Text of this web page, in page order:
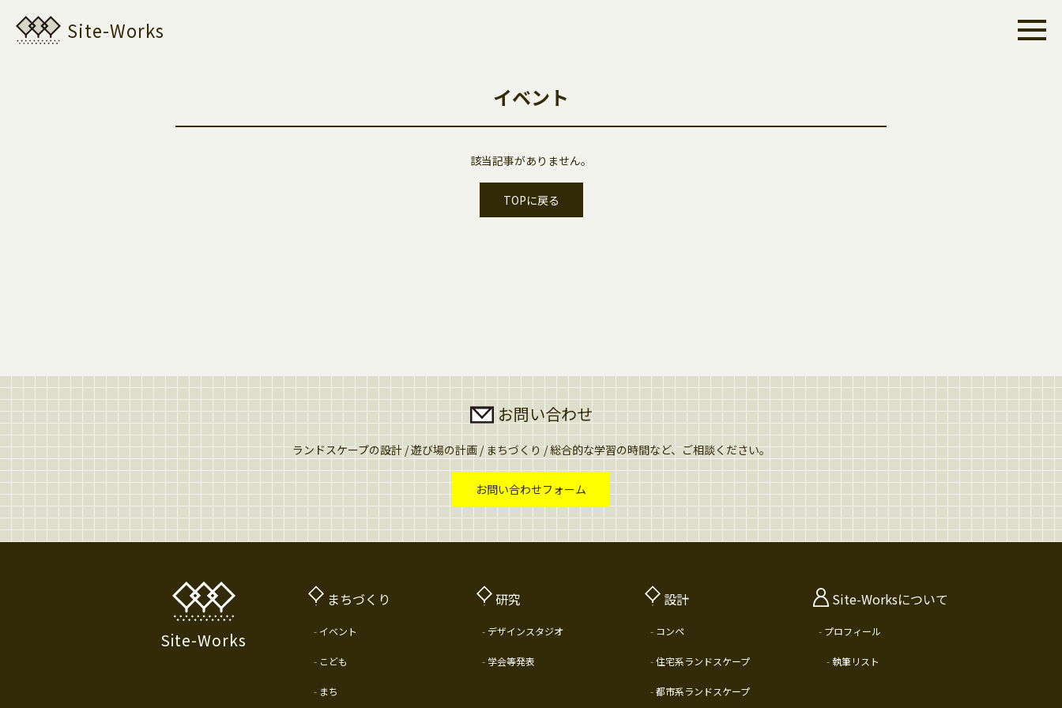
Site-Works
イベント
該当記事がありません。
TOPに戻る
お問い合わせ
ランドスケープの設計 / 遊び場の計画 / まちづくり / 総合的な学習の時間など、ご相談ください。
お問い合わせフォーム
Site-Works
まちづくり
イベント
こども
まち
研究
デザインスタジオ
学会等発表
設計
コンペ
住宅系ランドスケープ
都市系ランドスケープ
Site-Worksについて
プロフィール
執筆リスト